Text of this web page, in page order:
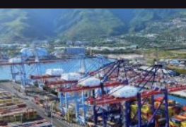
m
a
i
n
e